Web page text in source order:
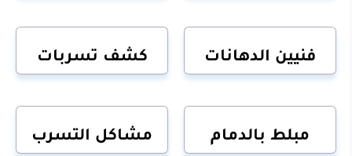
فنيين الدهانات كشف تسربات
مبلط بالدمام مشاكل التسرب